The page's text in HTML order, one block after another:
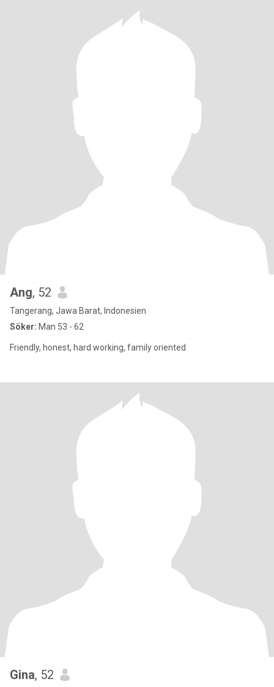
Ang, 52
Tangerang, Jawa Barat, Indonesien
Söker: Man 53 - 62
Friendly, honest, hard working, family oriented
Gina, 52